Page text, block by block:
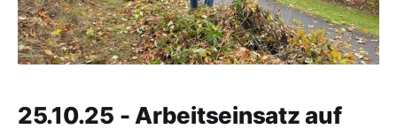
25.10.25 - Arbeitseinsatz auf